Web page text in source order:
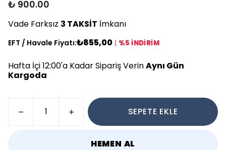
₺ 900.00
Vade Farksız 3 TAKSİT İmkanı
EFT / Havale Fiyatı:₺855,00 | %5 İNDİRİM
Hafta İçi 12:00'a Kadar Sipariş VerinAynı Gün
Kargoda
SEPETE EKLE
HEMEN AL